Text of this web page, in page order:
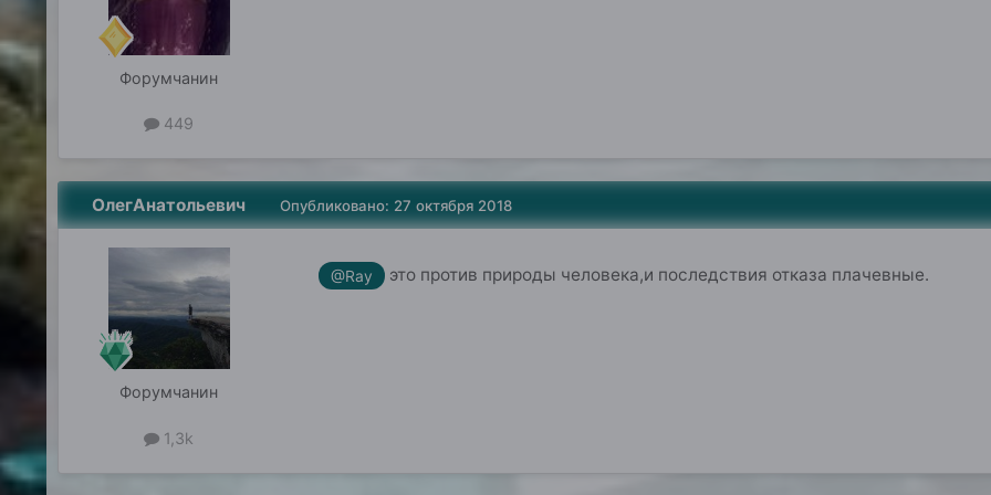
Форумчанин
449
ОлегАнатольевич
Форумчанин
1,3k
Опубликовано: 27 октября 2018
@Ray это против природы человека,и последствия отказа плачевные.